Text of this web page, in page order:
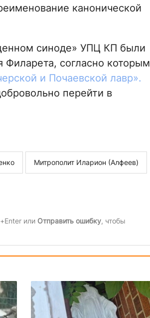
канонической
синоде» УПЦ КП были
согласно которым
и Почаевской лавр».
перейти в
Митрополит Иларион (Алфеев)
или Отправить ошибку, чтобы